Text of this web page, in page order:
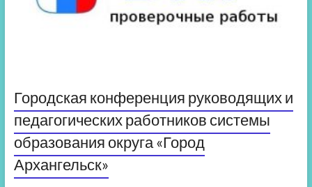
Городская конференция руководящих и
педагогических работников системы
образования округа «Город
Архангельск»